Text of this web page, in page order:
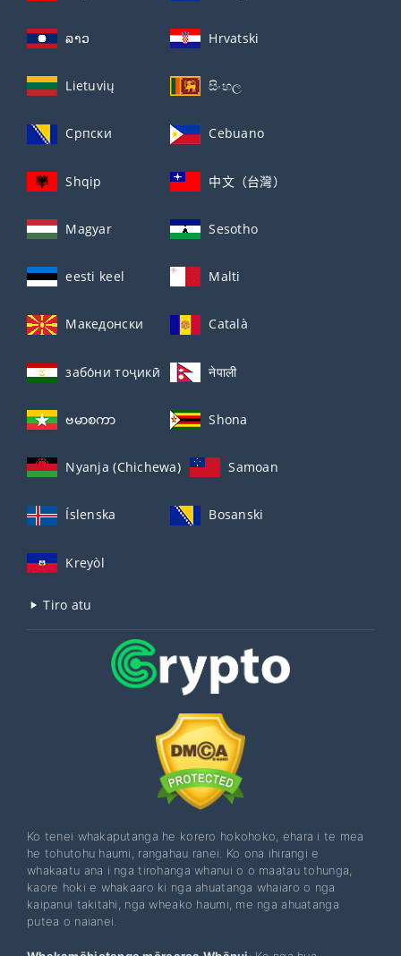
ລາວ Hrvatski
Lietuvių සිංහල
Српски Cebuano
Shqip 中文（台灣）
Magyar Sesotho
eesti keel Malti
Македонски Català
забо́ни тоҷикӣ́ नेपाली
ဗမာစကာ Shona
Nyanja (Chichewa) Samoan
Íslenska Bosanski
Kreyòl
Tiro atu
Ko tenei whakaputanga he korero hokohoko, ehara i te mea
he tohutohu haumi, rangahau ranei. Ko ona ihirangi e
whakaatu ana i nga tirohanga whanui o o maatau tohunga,
kaore hoki e whakaaro ki nga ahuatanga whaiaro o nga
kaipanui takitahi, nga wheako haumi, me nga ahuatanga
putea o naianei.